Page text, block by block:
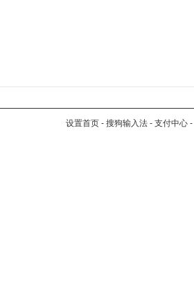
设置首页 - 搜狗输入法 - 支付中心 -